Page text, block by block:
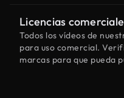
Licencias
Todos los vídeos de
para uso comercial.
marcas para que pueda